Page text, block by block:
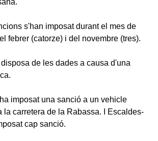
s'han imposat durant el mes de
febrer (catorze) i del novembre (tres).
de les dades a causa d'una
imposat una sanció a un vehicle
la carretera de la Rabassa. I Escaldes-
cap sanció.